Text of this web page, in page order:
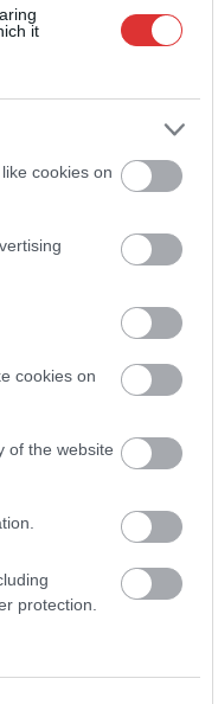
it
cookies on
cookies on
of the website
protection.
A
Váratlan
A
száz
Csődbe
Egyszer
évvel
Ilyenek
hőhullám